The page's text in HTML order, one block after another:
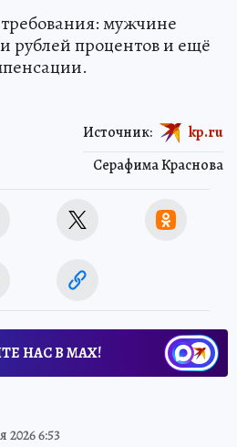
мужчине
рублей процентов и ещё
Серафима Краснова
Источник: kp.ru
НАС В МАХ!
2026 6:53